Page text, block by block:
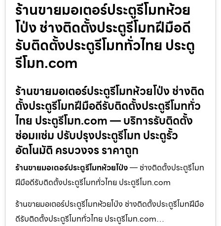
ร้านขายมอเตอร์ประตูรีโมทห้วย
โป่ง ช่างติดตั้งประตูรีโมทฝีมือดี
รับติดตั้งประตูรีโมททั่วไทย ประตู
รีโมท.com
ร้านขายมอเตอร์ประตูรีโมทห้วยโป่ง ช่างติด
ตั้งประตูรีโมทฝีมือดีรับติดตั้งประตูรีโมททั่ว
ไทย ประตูรีโมท.com — บริการรับติดตั้ง
ซ่อมแซ่ม ปรับปรุงประตูรีโมท ประตูรั้ว
อัตโนมัติ ครบวงจร ราคาถูก
ร้านขายมอเตอร์ประตูรีโมทห้วยโป่ง— ช่างติดตั้งประตูรีโมท
ฝีมือดีรับติดตั้งประตูรีโมททั่วไทย ประตูรีโมท.com
ร้านขายมอเตอร์ประตูรีโมทห้วยโป่ง ช่างติดตั้งประตูรีโมทฝีมือ
ดีรับติดตั้งประตูรีโมททั่วไทย ประตูรีโมท.com…